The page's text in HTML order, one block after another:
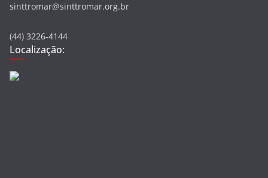
sinttromar@sinttromar.org.br
(44) 3226-4144
Localização: